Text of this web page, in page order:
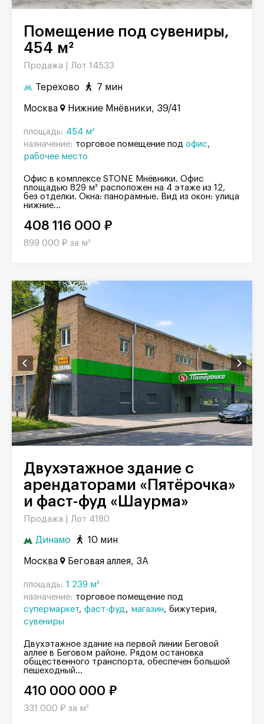
Двухэтажное здание с
арендаторами «Пятёрочка»
и фаст-фуд «Шаурма»
Продажа | Лот 4180
Динамо 10 мин
Москва Беговая аллея, 3А
площадь: 1 239 м²
назначение: торговое помещение под
супермаркет фаст-фуд магазин
бижутерия
сувениры
Двухэтажное здание на первой линии Беговой
аллее в Беговом районе. Рядом остановка
общественного транспорта, обеспечен большой
пешеходный...
410 000 000 ₽
331 000 ₽ за м²
Помещение под сувениры,
454 м²
Продажа | Лот 14533
Терехово 7 мин
Москва Нижние Мнёвники, 39/41
площадь: 454 м²
назначение: торговое помещение под офис
рабочее место
Офис в комплексе STONE Мнёвники. Офис
площадью 829 м² расположен на 4 этаже из 12,
без отделки. Окна: панорамные. Вид из окон: улица
нижние...
408 116 000 ₽
899 000 ₽ за м²